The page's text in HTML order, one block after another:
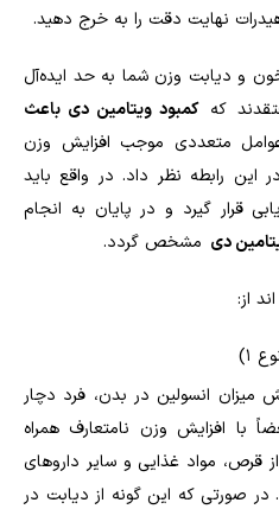
نهایت دقت را به خرج دهید.
و دیابت وزن شما به حد ایده‌آل
که کمبود ویتامین دی باعث
متعددی موجب افزایش وزن
رابطه نظر داد. در واقع باید
قرار گیرد و در پایان به انجام
دی مشخص گردد.
از:
1)
انسولین در بدن، فرد دچار
افزایش وزن نامتعارف همراه
قرص، مواد غذایی و سایر دارو‌های
در صورتی که این گونه از دیابت در